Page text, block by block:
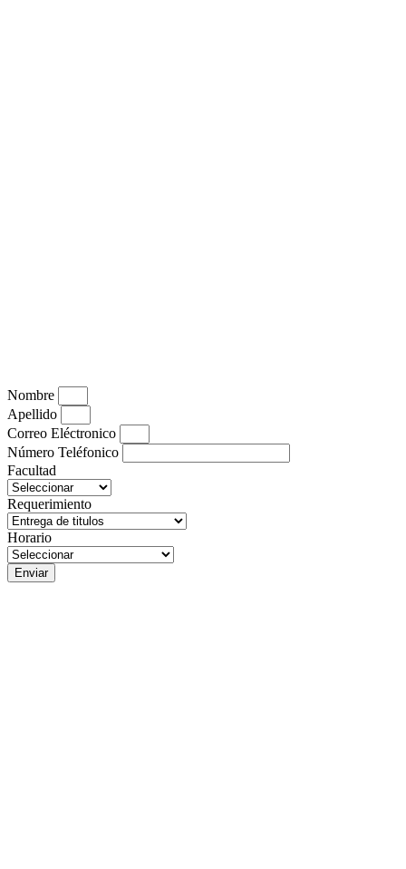
Nombre
Apellido
Correo Eléctronico
Número Teléfonico
Facultad
Requerimiento
Horario
Enviar